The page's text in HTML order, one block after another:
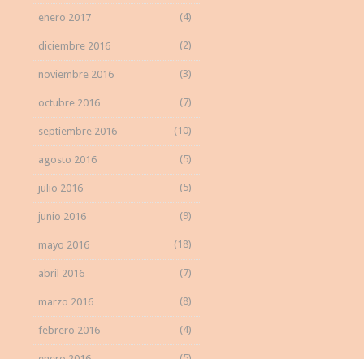
enero 2017 (4)
diciembre 2016 (2)
noviembre 2016 (3)
octubre 2016 (7)
septiembre 2016 (10)
agosto 2016 (5)
julio 2016 (5)
junio 2016 (9)
mayo 2016 (18)
abril 2016 (7)
marzo 2016 (8)
febrero 2016 (4)